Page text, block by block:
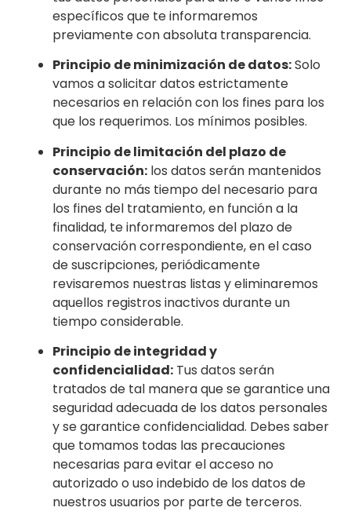
específicos que te informaremos
previamente con absoluta transparencia.
Principio de minimización de datos:Solo
vamos a solicitar datos estrictamente
necesarios en relación con los fines para los
que los requerimos. Los mínimos posibles.
Principio de limitación del plazo de
conservación:los datos serán mantenidos
durante no más tiempo del necesario para
los fines del tratamiento, en función a la
finalidad, te informaremos del plazo de
conservación correspondiente, en el caso
de suscripciones, periódicamente
revisaremos nuestras listas y eliminaremos
aquellos registros inactivos durante un
tiempo considerable.
Principio de integridad y
confidencialidad:Tus datos serán
tratados de tal manera que se garantice una
seguridad adecuada de los datos personales
y se garantice confidencialidad. Debes saber
que tomamos todas las precauciones
necesarias para evitar el acceso no
autorizado o uso indebido de los datos de
nuestros usuarios por parte de terceros.